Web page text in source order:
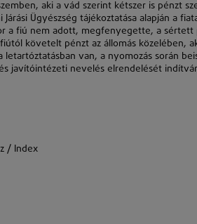
aki a vád szerint kétszer is pénzt
Járási Ügyészség tájékoztatása alapján a
a fiú nem adott, megfenyegette, a
követelt pénzt az állomás közelében,
van, a nyomozás során
javítóintézeti nevelés elrendelését
/ Index